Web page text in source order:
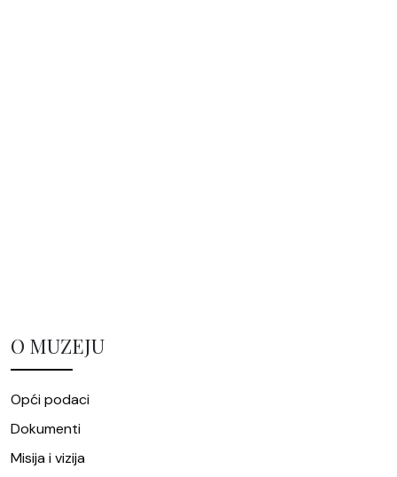
O MUZEJU
Opći podaci
Dokumenti
Misija i vizija